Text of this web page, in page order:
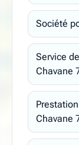
Société
Service
Chavane
Chavane